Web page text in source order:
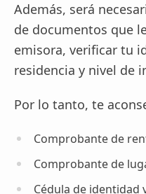
Además, será
de documentos que
emisora, verificar tu
residencia y nivel de
Por lo tanto, te
Comprobante de
Comprobante de
Cédula de identidad